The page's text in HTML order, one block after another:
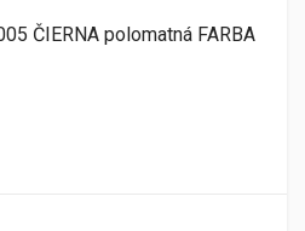
ČIERNA polomatná FARBA